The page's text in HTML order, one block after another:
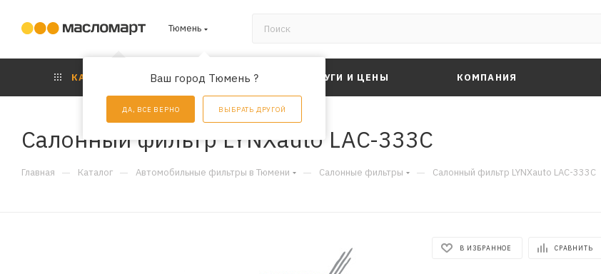
Тюмень
Ваш город Тюмень ?
ДА, ВСЕ ВЕРНО ВЫБРАТЬ ДРУГОЙ
КАТАЛОГ АКЦИИ УСЛУГИ И ЦЕНЫ КОМПАНИЯ
Салонный фильтр LYNXauto LAC-333C
Главная — Каталог — Автомобильные фильтры в Тюмени — Салонные фильтры — Салонный фильтр LYNXauto LAC-333C
В ИЗБРАННОЕ СРАВНИТЬ